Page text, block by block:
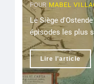
POUR MABEL
Le Siège
épisodes les plus
Lire l'article